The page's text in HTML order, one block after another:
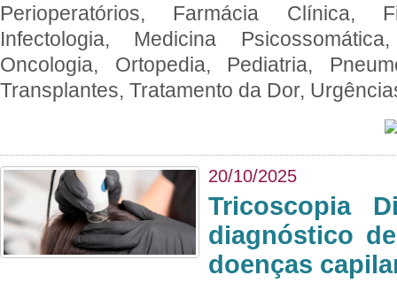
Perioperatórios, Farmácia Clínica,
Infectologia, Medicina
Oncologia, Ortopedia, Pediatria,
Transplantes, Tratamento da Dor,
20/10/2025
Tricoscopia
diagnóstico
doenças